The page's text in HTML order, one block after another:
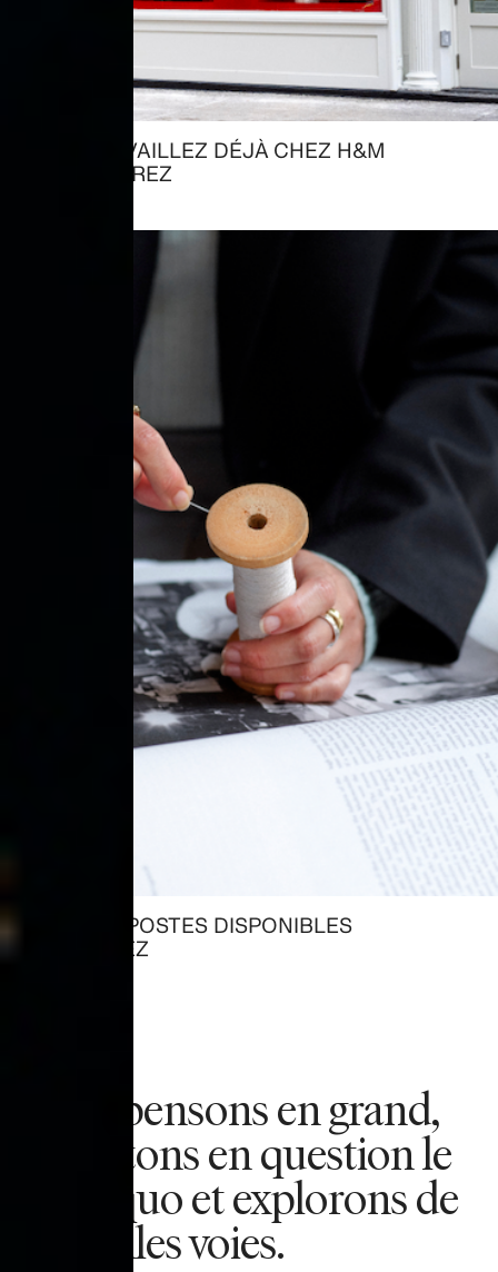
VOUS TRAVAILLEZ DÉJÀ CHEZ H&M
→ DÉCOUVREZ
TOUS LES POSTES DISPONIBLES
→ EXPLOREZ
Nous pensons en grand,
remettons en question le
statu quo et explorons de
nouvelles voies.